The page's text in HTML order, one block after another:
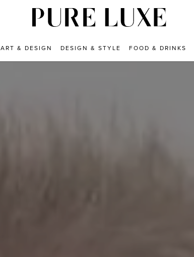
ART & DESIGN DESIGN & STYLE FOOD & DRINKS